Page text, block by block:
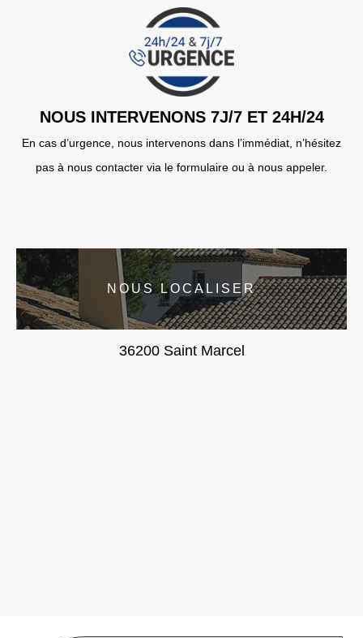
NOUS INTERVENONS 7J/7 ET 24H/24
En cas d’urgence, nous intervenons dans l’immédiat, n’hésitez
pas à nous contacter via le formulaire ou à nous appeler.
NOUS LOCALISER
36200 Saint Marcel